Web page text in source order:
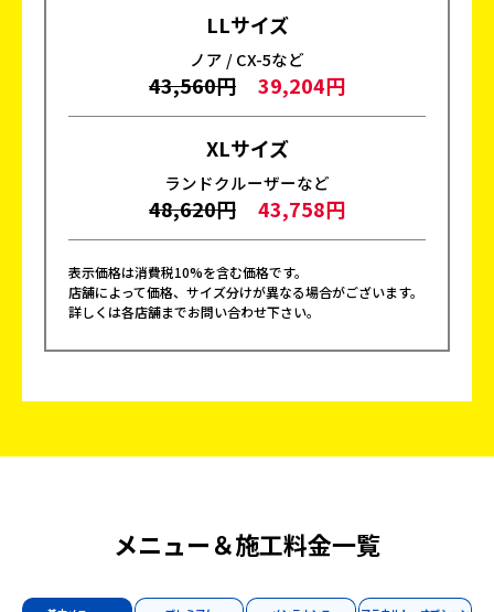
LLサイズ
ノア / CX-5など
43,560円 39,204円
XLサイズ
ランドクルーザーなど
48,620円 43,758円
表示価格は消費税10%を含む価格です。
店舗によって価格、サイズ分けが異なる場合がございます。
詳しくは各店舗までお問い合わせ下さい。
メニュー＆施工料金一覧